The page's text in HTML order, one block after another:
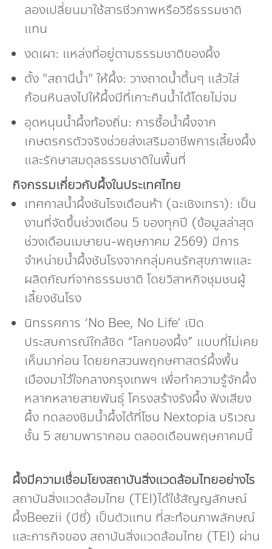
ลองเปลี่ยนมาใช้สารชีวภาพหรือวิธีธรรมชาติ
แทน
งดเผา: แหล่งที่อยู่ตามธรรมชาติของผึ้ง
ตั้ง "สถานีน้ำ" ให้ผึ้ง: วางถาดน้ำตื้นๆ แล้วใส่
ก้อนหินลงไปให้ผึ้งมีที่เกาะกินน้ำได้โดยไม่จม
อุดหนุนน้ำผึ้งท้องถิ่น: การซื้อน้ำผึ้งจาก
เกษตรกรตัวจริงช่วยส่งเสริมอาชีพการเลี้ยงผึ้ง
และรักษาสมดุลธรรมชาติในพื้นที่
กิจกรรมเกี่ยวกับผึ้งในประเทศไทย
เทศกาลน้ำผึ้งชันโรงเดือนห้า (ฉะเชิงเทรา): เป็น
งานที่จัดขึ้นช่วงเดือน 5 ของทุกปี (ข้อมูลล่าสุด
ช่วงเดือนเมษายน-พฤษภาคม 2569) มีการ
จำหน่ายน้ำผึ้งชันโรงจากกลุ่มคนรักสุขภาพและ
ผลิตภัณฑ์จากธรรมชาติ โดยวิสาหกิจชุมชนผู้
เลี้ยงชันโรง
นิทรรศการ ‘No Bee, No Life’ เปิด
ประสบการณ์ใกล้ชิด “โลกของผึ้ง” แบบที่ไม่เคย
เห็นมาก่อน โดยยกสวนพฤกษศาสตร์ผึ้งพื้น
เมืองมาไว้ใจกลางกรุงเทพฯ เพื่อทำความรู้จักผึ้ง
หลากหลายสายพันธุ์ โครงสร้างรังผึ้ง ฟังเสียง
ผึ้ง ทดลองชิมน้ำผึ้งได้ที่โซน Nextopia บริเวณ
ชั้น 5 สยามพารากอน ตลอดเดือนพฤษภาคมนี้
ผึ้งมีความเชื่อมโยงสถาบันสิ่งแวดล้อมไทยอย่างไร
สถาบันสิ่งแวดล้อมไทย (TEI)ได้ใช้สัญญลักษณ์
ผึ้งBeezii (บีซี่) เป็นตัวแทน ที่สะท้อนภาพลักษณ์
และภารกิจของ สถาบันสิ่งแวดล้อมไทย (TEI) ผ่าน